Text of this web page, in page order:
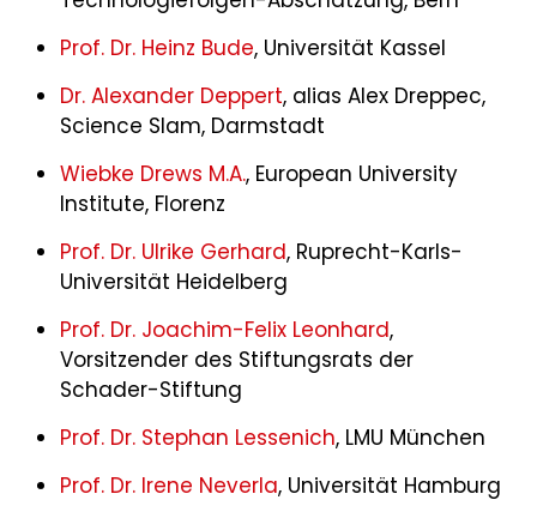
Prof. Dr. Heinz Bude, Universität Kassel
Dr. Alexander Deppert, alias Alex Dreppec,
Science Slam, Darmstadt
Wiebke Drews M.A., European University
Institute, Florenz
Prof. Dr. Ulrike Gerhard, Ruprecht-Karls-
Universität Heidelberg
Prof. Dr. Joachim-Felix Leonhard,
Vorsitzender des Stiftungsrats der
Schader-Stiftung
Prof. Dr. Stephan Lessenich, LMU München
Prof. Dr. Irene Neverla, Universität Hamburg